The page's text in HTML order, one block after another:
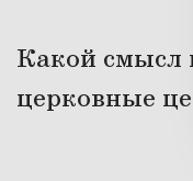
Какой смысл
церковные